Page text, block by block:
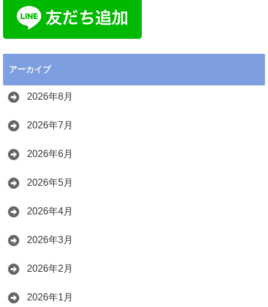
アーカイブ
2026年8月
2026年7月
2026年6月
2026年5月
2026年4月
2026年3月
2026年2月
2026年1月